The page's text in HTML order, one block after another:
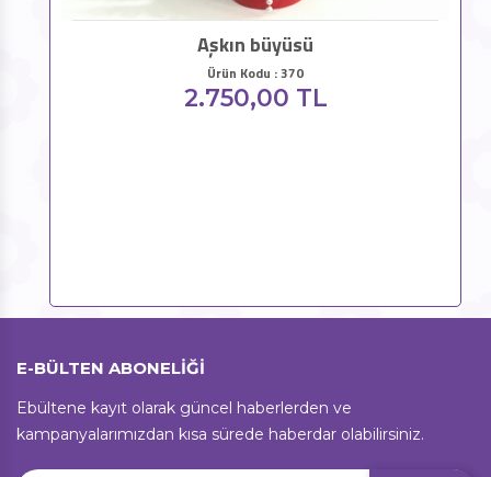
Aşkın büyüsü
Ürün Kodu : 370
2.750,00 TL
E-BÜLTEN ABONELİĞİ
Ebültene kayıt olarak güncel haberlerden ve
kampanyalarımızdan kısa sürede haberdar olabilirsiniz.